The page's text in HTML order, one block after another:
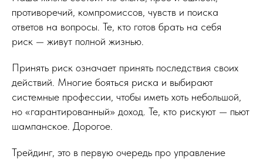
противоречий, компромиссов, чувств и поиска
ответов на вопросы. Те, кто готов брать на себя
риск — живут полной жизнью.
Принять риск означает принять последствия своих
действий. Многие бояться риска и выбирают
системные профессии, чтобы иметь хоть небольшой,
но «гарантированный» доход. Те, кто рискуют — пьют
шампанское. Дорогое.
Трейдинг, это в первую очередь про управление